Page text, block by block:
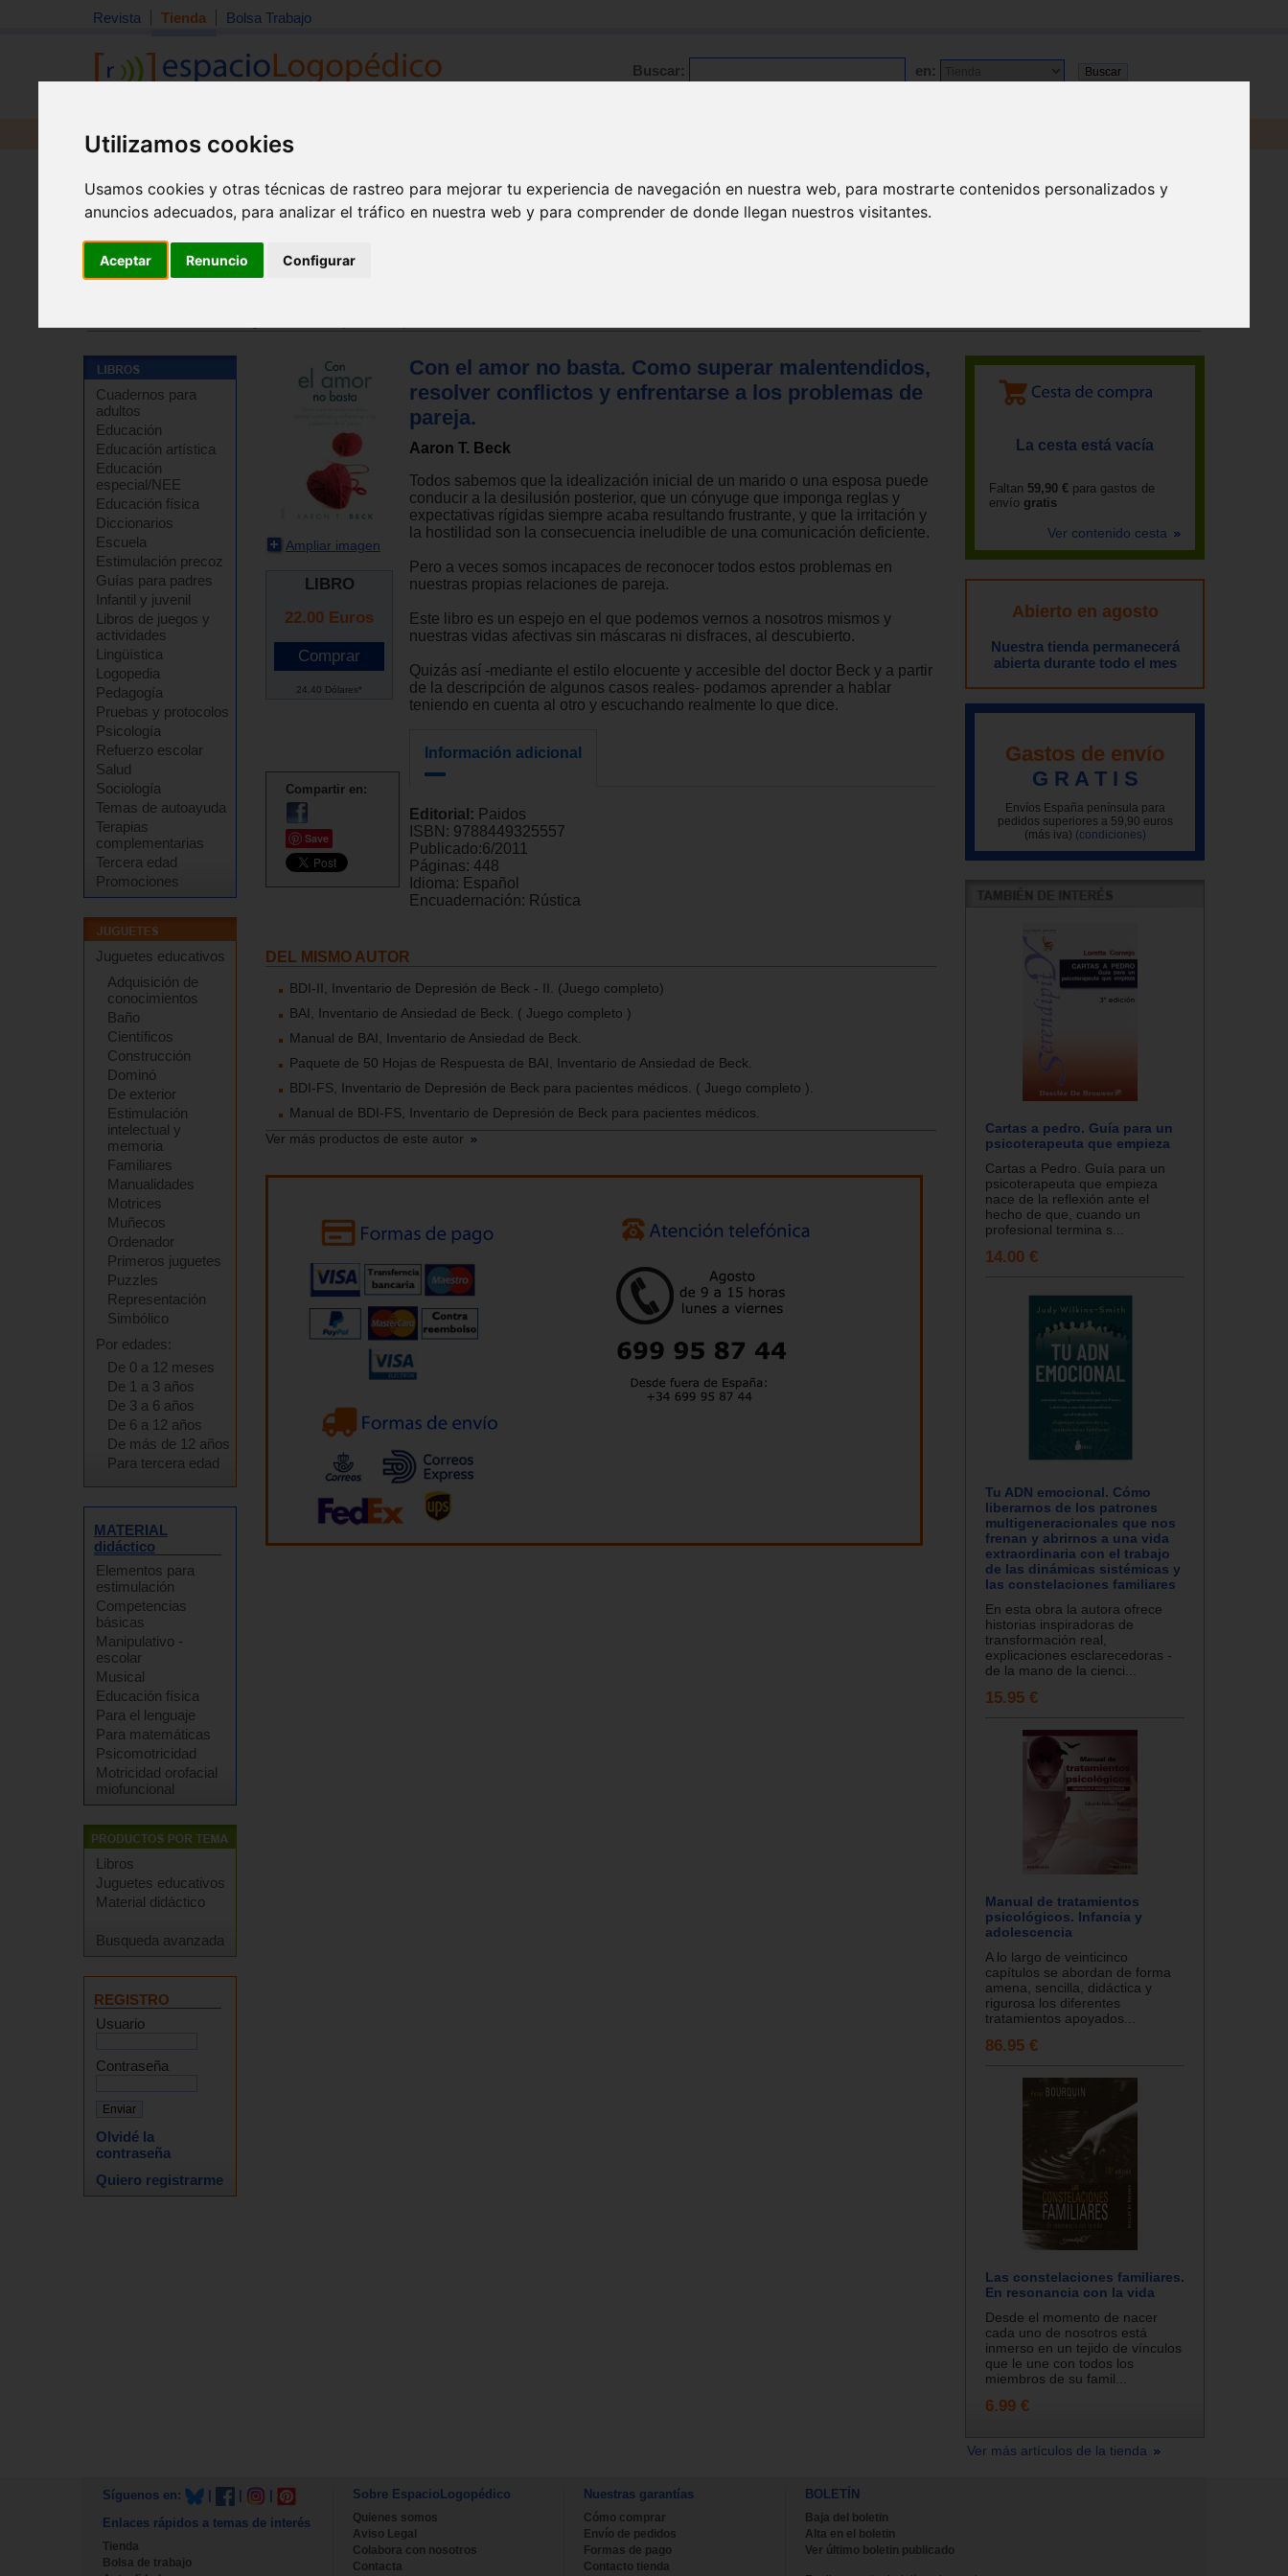
Utilizamos cookies
Usamos cookies y otras técnicas de rastreo para mejorar tu experiencia de navegación en nuestra web, para mostrarte contenidos personalizados y
anuncios adecuados, para analizar el tráfico en nuestra web y para comprender de donde llegan nuestros visitantes.
Aceptar Renuncio Configurar
Revista Tienda Bolsa Trabajo
Buscar: en:
Revista Libros Material
Cuadernos para
adultos
Educación
Educación artística
Educación
especial/NEE
Educación física
Diccionarios
Escuela
Estimulación precoz
Guías para padres
Infantil y juvenil
Libros de juegos y
actividades
Lingüística
Logopedia
Pedagogía
Pruebas y protocolos
Psicología
Refuerzo escolar
Salud
Sociología
Temas de autoayuda
Terapias
complementarias
Tercera edad
Promociones
Juguetes educativos
Adquisición de
conocimientos
Baño
Científicos
Construcción
Dominó
De exterior
Estimulación
intelectual y
memoria
Familiares
Manualidades
Motrices
Muñecos
Ordenador
Primeros juguetes
Puzzles
Representación
Simbólico
Por edades:
De 0 a 12 meses
De 1 a 3 años
De 3 a 6 años
De 6 a 12 años
De más de 12 años
Para tercera edad
MATERIAL
didáctico
Elementos para
estimulación
Competencias
básicas
Manipulativo -
escolar
Musical
Educación física
Para el lenguaje
Para matemáticas
Psicomotricidad
Motricidad orofacial
miofuncional
Libros
Juguetes educativos
Material didáctico
Busqueda avanzada
REGISTRO
Usuario
Contraseña
Olvidé la
contraseña
Quiero registrarme
Ampliar imagen
LIBRO
22.00 Euros
24.40 Dólares*
Compartir en:
Save
Con el amor no basta. Como superar malentendidos,
resolver conflictos y enfrentarse a los problemas de
pareja.
Aaron T. Beck
Todos sabemos que la idealización inicial de un marido o una esposa puede
conducir a la desilusión posterior, que un cónyuge que imponga reglas y
expectativas rígidas siempre acaba resultando frustrante, y que la irritación y
la hostilidad son la consecuencia ineludible de una comunicación deficiente.
Pero a veces somos incapaces de reconocer todos estos problemas en
nuestras propias relaciones de pareja.
Este libro es un espejo en el que podemos vernos a nosotros mismos y
nuestras vidas afectivas sin máscaras ni disfraces, al descubierto.
Quizás así -mediante el estilo elocuente y accesible del doctor Beck y a partir
de la descripción de algunos casos reales- podamos aprender a hablar
teniendo en cuenta al otro y escuchando realmente lo que dice.
Información adicional
Editorial: Paidos
ISBN: 9788449325557
Publicado:6/2011
Páginas: 448
Idioma: Español
Encuadernación: Rústica
DEL MISMO AUTOR
BDI-II, Inventario de Depresión de Beck - II. (Juego completo)
BAI, Inventario de Ansiedad de Beck. ( Juego completo )
Manual de BAI, Inventario de Ansiedad de Beck.
Paquete de 50 Hojas de Respuesta de BAI, Inventario de Ansiedad de Beck.
BDI-FS, Inventario de Depresión de Beck para pacientes médicos. ( Juego completo ).
Manual de BDI-FS, Inventario de Depresión de Beck para pacientes médicos.
Ver más productos de este autor
La cesta está vacía
Faltan 59,90 € para gastos de
envío gratis
Ver contenido cesta
Abierto en agosto
Nuestra tienda permanecerá
abierta durante todo el mes
Gastos de envío
G R A T I S
Envíos España península para
pedidos superiores a 59,90 euros
(más iva) (condiciones)
Cartas a pedro. Guía para un
psicoterapeuta que empieza
Cartas a Pedro. Guía para un
psicoterapeuta que empieza
nace de la reflexión ante el
hecho de que, cuando un
profesional termina s...
14.00 €
Tu ADN emocional. Cómo
liberarnos de los patrones
multigeneracionales que nos
frenan y abrirnos a una vida
extraordinaria con el trabajo
de las dinámicas sistémicas y
las constelaciones familiares
En esta obra la autora ofrece
historias inspiradoras de
transformación real,
explicaciones esclarecedoras -
de la mano de la cienci...
15.95 €
Manual de tratamientos
psicológicos. Infancia y
adolescencia
A lo largo de veinticinco
capítulos se abordan de forma
amena, sencilla, didáctica y
rigurosa los diferentes
tratamientos apoyados...
86.95 €
Las constelaciones familiares.
En resonancia con la vida
Desde el momento de nacer
cada uno de nosotros está
inmerso en un tejido de vínculos
que le une con todos los
miembros de su famil...
6.99 €
Ver más artículos de la tienda
Síguenos en:
Enlaces rápidos a temas de interés
Tienda
Bolsa de trabajo
Sobre EspacioLogopédico
Quienes somos
Aviso Legal
Colabora con nosotros
Contacta
Nuestras garantías
Cómo comprar
Envío de pedidos
Formas de pago
Contacto tienda
BOLETÍN
Baja del boletin
Alta en el boletin
Ver último boletin publicado